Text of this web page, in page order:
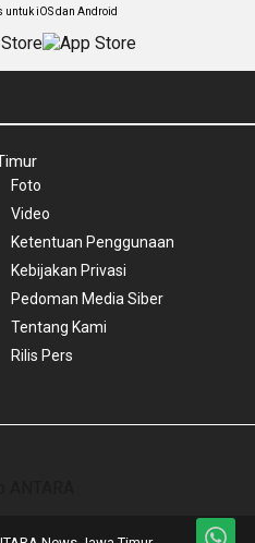
untuk iOS dan Android
Foto
Video
Ketentuan Penggunaan
Kebijakan Privasi
Pedoman Media Siber
Tentang Kami
Rilis Pers